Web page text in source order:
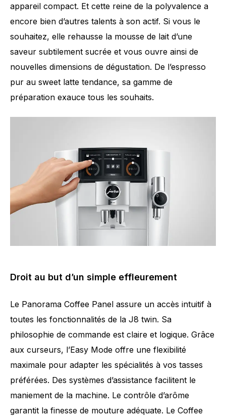
appareil compact. Et cette reine de la polyvalence a
encore bien d’autres talents à son actif. Si vous le
souhaitez, elle rehausse la mousse de lait d’une
saveur subtilement sucrée et vous ouvre ainsi de
nouvelles dimensions de dégustation. De l’espresso
pur au sweet latte tendance, sa gamme de
préparation exauce tous les souhaits.
Droit au but d’un simple effleurement
Le Panorama Coffee Panel assure un accès intuitif à
toutes les fonctionnalités de la J8 twin. Sa
philosophie de commande est claire et logique. Grâce
aux curseurs, l’Easy Mode offre une flexibilité
maximale pour adapter les spécialités à vos tasses
préférées. Des systèmes d’assistance facilitent le
maniement de la machine. Le contrôle d’arôme
garantit la finesse de mouture adéquate. Le Coffee